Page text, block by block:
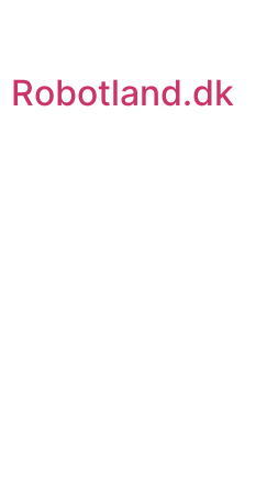
Robotland.dk